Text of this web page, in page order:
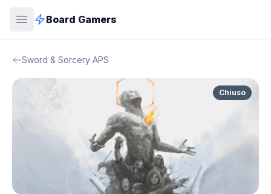
Board Gamers
Sword & Sorcery APS
Chiuso